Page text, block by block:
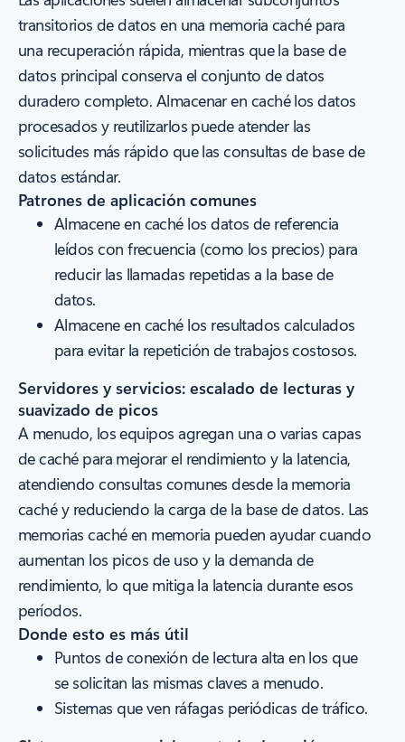
transitorios de datos en una memoria caché para
una recuperación rápida, mientras que la base de
datos principal conserva el conjunto de datos
duradero completo. Almacenar en caché los datos
procesados y reutilizarlos puede atender las
solicitudes más rápido que las consultas de base de
datos estándar.
Patrones de aplicación comunes
Almacene en caché los datos de referencia
leídos con frecuencia (como los precios) para
reducir las llamadas repetidas a la base de
datos.
Almacene en caché los resultados calculados
para evitar la repetición de trabajos costosos.
Servidores y servicios: escalado de lecturas y
suavizado de picos
A menudo, los equipos agregan una o varias capas
de caché para mejorar el rendimiento y la latencia,
atendiendo consultas comunes desde la memoria
caché y reduciendo la carga de la base de datos. Las
memorias caché en memoria pueden ayudar cuando
aumentan los picos de uso y la demanda de
rendimiento, lo que mitiga la latencia durante esos
períodos.
Donde esto es más útil
Puntos de conexión de lectura alta en los que
se solicitan las mismas claves a menudo.
Sistemas que ven ráfagas periódicas de tráfico.